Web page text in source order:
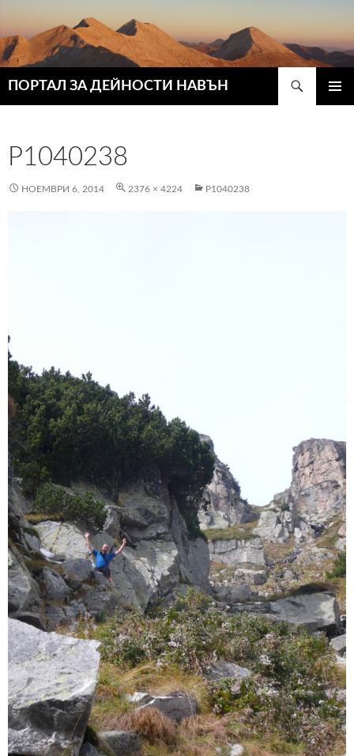
ПОРТАЛ ЗА ДЕЙНОСТИ НАВЪН
P1040238
НОЕМВРИ 6, 2014 2376 × 4224 P1040238